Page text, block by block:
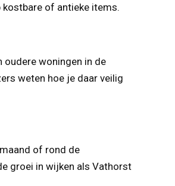
kostbare of antieke items.
oudere woningen in de
weten hoe je daar veilig
of rond de
groei in wijken als Vathorst